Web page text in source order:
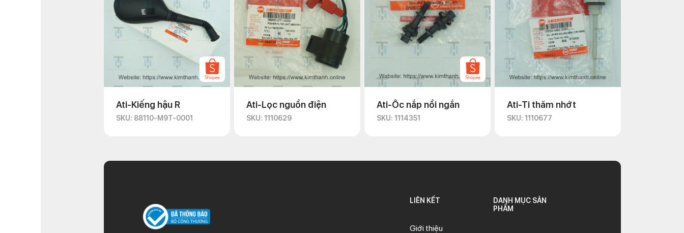
Ati-Kiếng hậu R
SKU: 88110-M9T-0001
Ati-Lọc nguồn điện
SKU: 1110629
Ati-Ốc nắp nồi ngắn
SKU: 1114351
Ati-Ti thăm nhớt
SKU: 1110677
LIÊN KẾT
Giới thiệu
DANH MỤC SẢN
PHẨM